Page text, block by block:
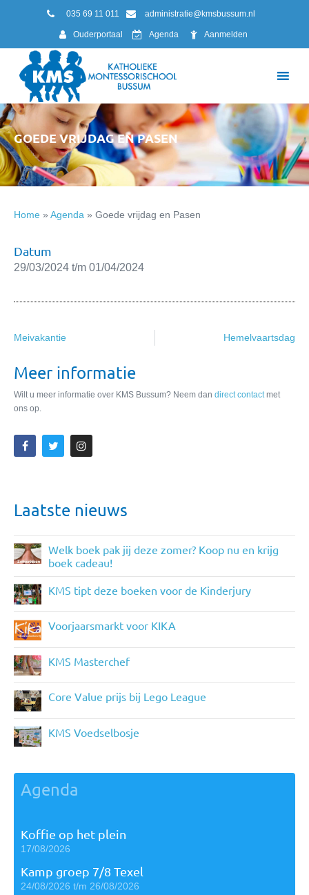
035 69 11 011 administratie@kmsbussum.nl
Ouderportaal Agenda Aanmelden
GOEDE VRIJDAG EN PASEN
Home » Agenda » Goede vrijdag en Pasen
Datum
29/03/2024 t/m 01/04/2024
Meivakantie Hemelvaartsdag
Meer informatie
Wilt u meer informatie over KMS Bussum? Neem dan direct contactmet
ons op.
Laatste nieuws
Welk boek pak jij deze zomer? Koop nu en krijg
boek cadeau!
KMS tipt deze boeken voor de Kinderjury
Voorjaarsmarkt voor KIKA
KMS Masterchef
Core Value prijs bij Lego League
KMS Voedselbosje
Agenda
Koffie op het plein
17/08/2026
Kamp groep 7/8 Texel
24/08/2026 t/m 26/08/2026